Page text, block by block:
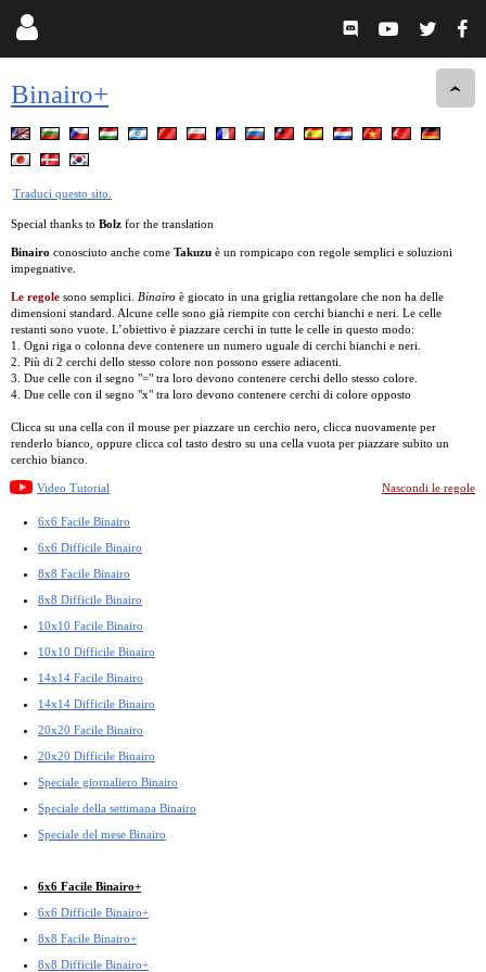
Binairo+
Traduci questo sito.
Special thanks to Bolz for the translation
Binairo conosciuto anche come Takuzu è un rompicapo con regole semplici e soluzioni
impegnative.
Le regole sono semplici. Binairo è giocato in una griglia rettangolare che non ha delle
dimensioni standard. Alcune celle sono già riempite con cerchi bianchi e neri. Le celle
restanti sono vuote. L’obiettivo è piazzare cerchi in tutte le celle in questo modo:
1. Ogni riga o colonna deve contenere un numero uguale di cerchi bianchi e neri.
2. Più di 2 cerchi dello stesso colore non possono essere adiacenti.
3. Due celle con il segno "=" tra loro devono contenere cerchi dello stesso colore.
4. Due celle con il segno "x" tra loro devono contenere cerchi di colore opposto
Clicca su una cella con il mouse per piazzare un cerchio nero, clicca nuovamente per
renderlo bianco, oppure clicca col tasto destro su una cella vuota per piazzare subito un
cerchio bianco.
Video Tutorial Nascondi le regole
6x6 Facile Binairo
6x6 Difficile Binairo
8x8 Facile Binairo
8x8 Difficile Binairo
10x10 Facile Binairo
10x10 Difficile Binairo
14x14 Facile Binairo
14x14 Difficile Binairo
20x20 Facile Binairo
20x20 Difficile Binairo
Speciale giornaliero Binairo
Speciale della settimana Binairo
Speciale del mese Binairo
6x6 Facile Binairo+
6x6 Difficile Binairo+
8x8 Facile Binairo+
8x8 Difficile Binairo+